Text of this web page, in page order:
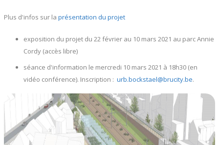
Plus d'infos sur la présentation du projet
exposition du projet du 22 février au 10 mars 2021 au parc Annie
Cordy (accès libre)
séance d'information le mercredi 10 mars 2021 à 18h30 (en
vidéo conférence). Inscription : urb.bockstael@brucity.be.